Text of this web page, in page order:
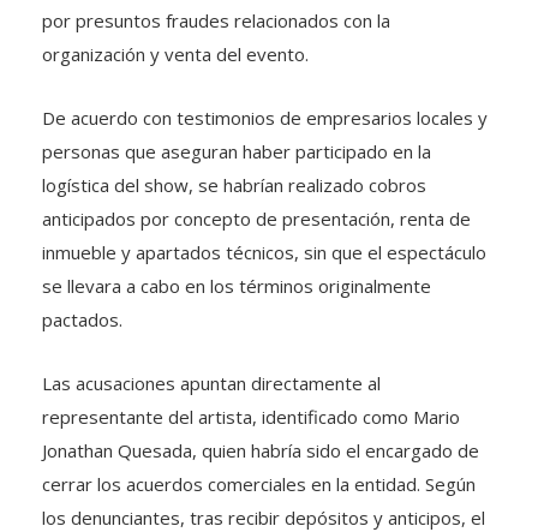
por presuntos fraudes relacionados con la
organización y venta del evento.
De acuerdo con testimonios de empresarios locales y
personas que aseguran haber participado en la
logística del show, se habrían realizado cobros
anticipados por concepto de presentación, renta de
inmueble y apartados técnicos, sin que el espectáculo
se llevara a cabo en los términos originalmente
pactados.
Las acusaciones apuntan directamente al
representante del artista, identificado como Mario
Jonathan Quesada, quien habría sido el encargado de
cerrar los acuerdos comerciales en la entidad. Según
los denunciantes, tras recibir depósitos y anticipos, el